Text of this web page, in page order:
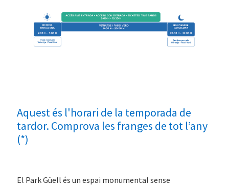
Aquest és l'horari de la temporada de
tardor. Comprova les franges de tot l’any
(*)
El Park Güell és un espai monumental sense